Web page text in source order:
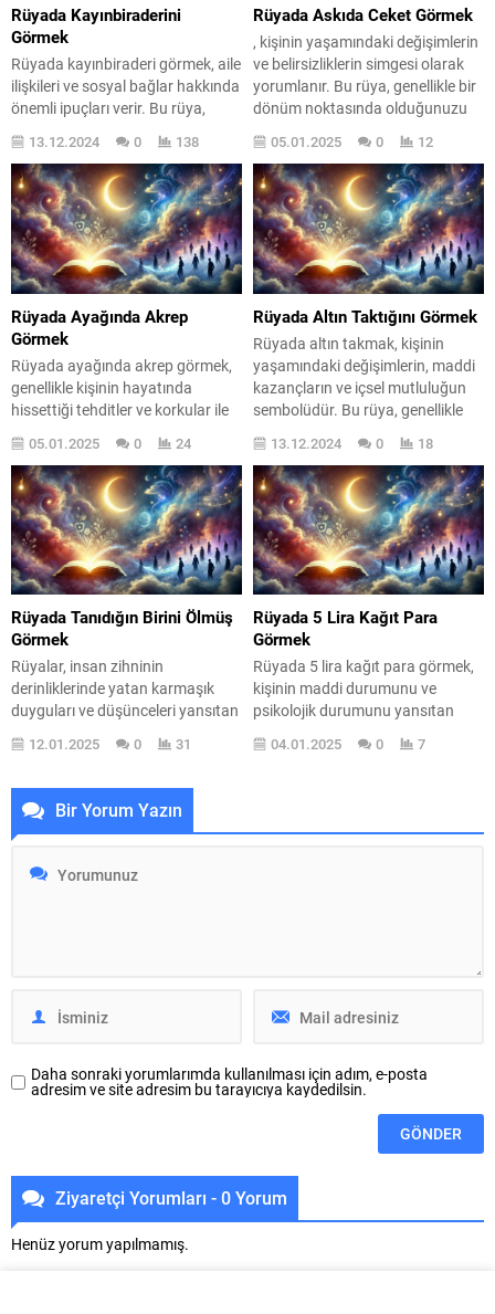
Rüyada Kayınbiraderini
Görmek
Rüyada kayınbiraderi görmek, aile
ilişkileri ve sosyal bağlar hakkında
önemli ipuçları verir. Bu rüya,
kişinin hayatındaki değişimlere,
ilişkilerine ve duygusal durumuna
dair derin anlamlar taşıyabilir.
Özellikle kayınbirader, aile
dinamiklerinin bir yansıması
olarak, kişinin çevresindeki
insanlarla olan etkileşimlerini ve
hislerini sorgulamasına neden
olabilir. Bu nedenle, rüyanızda
kayınbiraderinizi görmek, sadece
bir tesadüf...
13.12.2024 0 138
Rüyada Askıda Ceket Görmek
, kişinin yaşamındaki değişimlerin
ve belirsizliklerin simgesi olarak
yorumlanır. Bu rüya, genellikle bir
dönüm noktasında olduğunuzu
veya hayatınızda bazı önemli
seçimlerle karşı karşıya
olduğunuzu gösterir. Rüyanızda
askıda bir ceket görmek, belki de
sosyal çevrenizdeki ilişkilerinizi
sorgulamanız gerektiğini veya
kendinizi bir yere ait
hissetmediğinizi ifade edebilir.
Ceketin askıda olması, bir
şeylerin...
05.01.2025 0 12
Rüyada Ayağında Akrep
Görmek
Rüyada ayağında akrep görmek,
genellikle kişinin hayatında
hissettiği tehditler ve korkular ile
ilgili derin bir anlam taşır. Rüyalar,
bilinçaltımızın yansımalarıdır ve
bu tür semboller, içsel
çatışmalarımızı ve kaygılarımızı
ifade etme biçimimizdir. Peki,
ayağında akrep gören bir kişi ne
hissetmeli? Bu rüya, kişinin
güçsüzlük hissini, kontrol kaybını
ve çevresindeki tehlikeleri
simgeliyor...
05.01.2025 0 24
Rüyada Altın Taktığını Görmek
Rüyada altın takmak, kişinin
yaşamındaki değişimlerin, maddi
kazançların ve içsel mutluluğun
sembolüdür. Bu rüya, genellikle
kişinin ruh halini, gelecekteki
beklentilerini ve yaşamındaki
önemli dönüşümleri yansıtır. Altın,
sadece bir değerli metal değil, aynı
zamanda umut, mutluluk ve
başarı gibi kavramlarla da
ilişkilendirilir. Peki, rüyada altın
takmanın anlamı nedir? Bu
sorunun yanıtı,...
13.12.2024 0 18
Rüyada Tanıdığın Birini Ölmüş
Görmek
Rüyalar, insan zihninin
derinliklerinde yatan karmaşık
duyguları ve düşünceleri yansıtan
gizemli bir ayna gibidir. Rüyada
tanıdık birinin ölmesi, çoğu zaman
değişimlerle yüzleşmemizi
sağlayan bir sembol olarak
karşımıza çıkar. Peki, bu tür
rüyalar neden bu kadar etkileyici
ve anlamlıdır? İşte burada,
12.01.2025 0 31
Rüyada 5 Lira Kağıt Para
Görmek
Rüyada 5 lira kağıt para görmek,
kişinin maddi durumunu ve
psikolojik durumunu yansıtan
önemli bir semboldür. Bu rüya,
genellikle kişinin yaşamındaki
04.01.2025 0 7
Bir Yorum Yazın
Daha sonraki yorumlarımda kullanılması için adım, e-posta
adresim ve site adresim bu tarayıcıya kaydedilsin.
Ziyaretçi Yorumları - 0 Yorum
Henüz yorum yapılmamış.